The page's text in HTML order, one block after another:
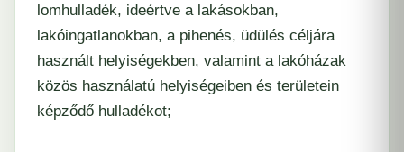
lomhulladék, ideértve a lakásokban,
lakóingatlanokban, a pihenés, üdülés céljára
használt helyiségekben, valamint a lakóházak
közös használatú helyiségeiben és területein
képződő hulladékot;